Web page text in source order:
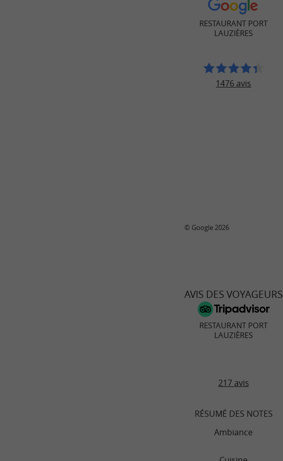
RESTAURANT PORT
LAUZIÈRES
1476 avis
© Google 2026
AVIS DES VOYAGEURS
RESTAURANT PORT
LAUZIÈRES
217 avis
RÉSUMÉ DES NOTES
Ambiance